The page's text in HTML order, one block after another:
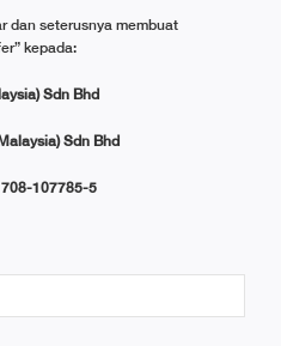
dan seterusnya membuat
kepada:
Sdn Bhd
Sdn Bhd
708-107785-5